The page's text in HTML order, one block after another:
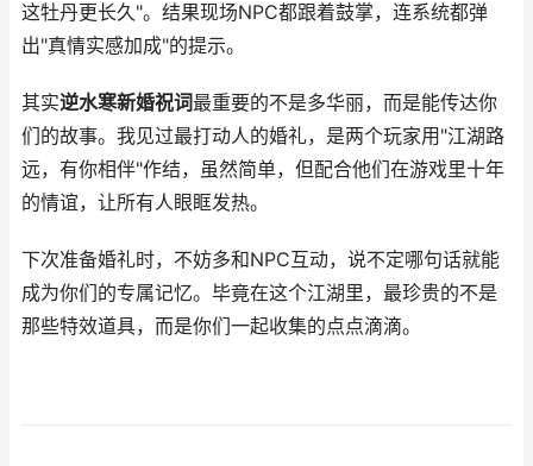
这牡丹更长久"。结果现场NPC都跟着鼓掌，连系统都弹
出"真情实感加成"的提示。
其实逆水寒新婚祝词最重要的不是多华丽，而是能传达你
们的故事。我见过最打动人的婚礼，是两个玩家用"江湖路
远，有你相伴"作结，虽然简单，但配合他们在游戏里十年
的情谊，让所有人眼眶发热。
下次准备婚礼时，不妨多和NPC互动，说不定哪句话就能
成为你们的专属记忆。毕竟在这个江湖里，最珍贵的不是
那些特效道具，而是你们一起收集的点点滴滴。